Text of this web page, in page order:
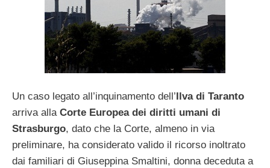
Un caso legato all’inquinamento dell’Ilva di Taranto
arriva alla Corte Europea dei diritti umani di
Strasburgo, dato che la Corte, almeno in via
preliminare, ha considerato valido il ricorso inoltrato
dai familiari di Giuseppina Smaltini, donna deceduta a